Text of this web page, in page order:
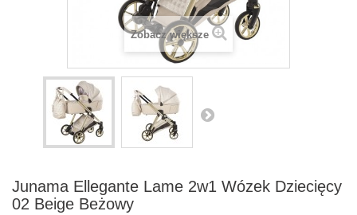
Zobacz większe
Junama Ellegante Lame 2w1 Wózek Dziecięcy
02 Beige Beżowy